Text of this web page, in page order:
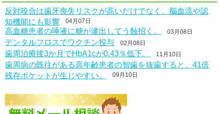
反対咬合は歯牙喪失リスクが高いだけでなく、脳血流や認
知機能にも影響 04月07日
高血糖患者の唾液に糖が滲出してう蝕招く。 03月08日
デンタルフロスでワクチン投与 02月08日
歯周治療後3か月でHbA1cが0.43％低下。 11月10日
歯周病の既往がある高年齢患者の智歯を抜歯すると、41倍
残存ポケットが生じやすい。 09月10日